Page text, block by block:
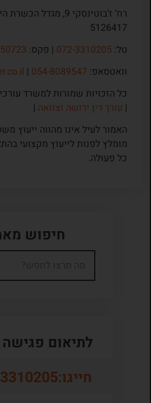
רח’ ז’בוטינסקי 9, מגדל
5126417
טל: 072-3310205| פקס:
וואטסאפ: 054-8089547
|
כל הזכויות שמורות למשרד
| עורך דין ירושה וצוואה|
האמור לעיל אינו מהווה ייעוץ
מומלץ לפנות לייעוץ מקצועי
כל פעולה.
חיפוש
לתיאום
חייגו: